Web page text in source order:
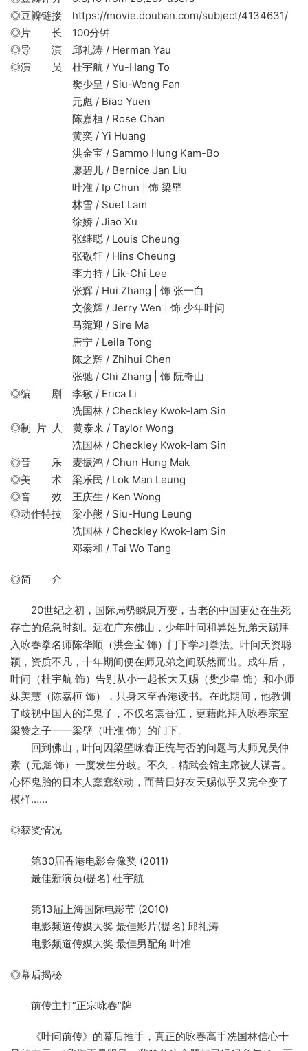
◎豆瓣链接 https://movie.douban.com/subject/4134631/
◎片 长 100分钟
◎导 演 邱礼涛 / Herman Yau
◎演 员 杜宇航 / Yu-Hang To
樊少皇 / Siu-Wong Fan
元彪 / Biao Yuen
陈嘉桓 / Rose Chan
黄奕 / Yi Huang
洪金宝 / Sammo Hung Kam-Bo
廖碧儿 / Bernice Jan Liu
叶准 / Ip Chun | 饰 梁壁
林雪 / Suet Lam
徐娇 / Jiao Xu
张继聪 / Louis Cheung
张敬轩 / Hins Cheung
李力持 / Lik-Chi Lee
张辉 / Hui Zhang | 饰 张一白
文俊辉 / Jerry Wen | 饰 少年叶问
马菀迎 / Sire Ma
唐宁 / Leila Tong
陈之辉 / Zhihui Chen
张驰 / Chi Zhang | 饰 阮奇山
◎编 剧 李敏 / Erica Li
冼国林 / Checkley Kwok-lam Sin
◎制 片 人 黄泰来 / Taylor Wong
冼国林 / Checkley Kwok-lam Sin
◎音 乐 麦振鸿 / Chun Hung Mak
◎美 术 梁乐民 / Lok Man Leung
◎音 效 王庆生 / Ken Wong
◎动作特技 梁小熊 / Siu-Hung Leung
冼国林 / Checkley Kwok-lam Sin
邓泰和 / Tai Wo Tang
◎简 介
20世纪之初，国际局势瞬息万变，古老的中国更处在生死
存亡的危急时刻。远在广东佛山，少年叶问和异姓兄弟天赐拜
入咏春拳名师陈华顺（洪金宝 饰）门下学习拳法。叶问天资聪
颖，资质不凡，十年期间便在师兄弟之间跃然而出。成年后，
叶问（杜宇航 饰）告别从小一起长大天赐（樊少皇 饰）和小师
妹美慧（陈嘉桓 饰），只身来至香港读书。在此期间，他教训
了歧视中国人的洋鬼子，不仅名震香江，更藉此拜入咏春宗室
梁赞之子——梁壁（叶准 饰）的门下。
回到佛山，叶问因梁壁咏春正统与否的问题与大师兄吴仲
素（元彪 饰）一度发生分歧。不久，精武会馆主席被人谋害。
心怀鬼胎的日本人蠢蠢欲动，而昔日好友天赐似乎又完全变了
模样……
◎获奖情况
第30届香港电影金像奖 (2011)
最佳新演员(提名) 杜宇航
第13届上海国际电影节 (2010)
电影频道传媒大奖 最佳影片(提名) 邱礼涛
电影频道传媒大奖 最佳男配角 叶准
◎幕后揭秘
前传主打“正宗咏春”牌
《叶问前传》的幕后推手，真正的咏春高手冼国林信心十